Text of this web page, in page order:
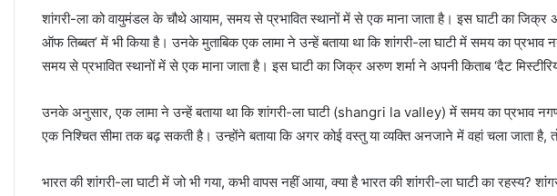
शांगरी-ला को वायुमंडल के चौथे आयाम, समय से प्रभावित स्थानों में से एक माना जाता है। इस घाटी का जिक्र
ऑफ तिब्बत’ में भी किया है। उनके मुताबिक एक लामा ने उन्हें बताया था कि शांगरी-ला घाटी में समय का
समय से प्रभावित स्थानों में से एक माना जाता है। इस घाटी का जिक्र अरुण शर्मा ने अपनी किताब ‘दैट
उनके अनुसार, एक लामा ने उन्हें बताया था कि शांगरी-ला घाटी (shangri la valley) में समय का प्रभाव
एक निश्चित सीमा तक बढ़ सकती है। उन्होंने बताया कि अगर कोई वस्तु या व्यक्ति अनजाने में वहां चला जाता है,
भारत की शांगरी-ला घाटी में जो भी गया, कभी वापस नहीं आया, क्या है भारत की शांगरी-ला घाटी का रहस्य?